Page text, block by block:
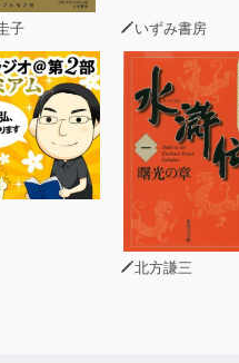
子 いずみ書房
北方謙三